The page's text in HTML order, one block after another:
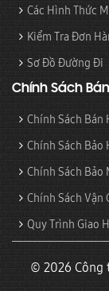
Các Hình Thức
Kiểm Tra Đơn
Sơ Đồ Đường Đi
Chính Sách
Chính Sách Bán
Chính Sách Bảo
Chính Sách Bảo
Chính Sách Vận
Quy Trình Giao
© 2026 Công